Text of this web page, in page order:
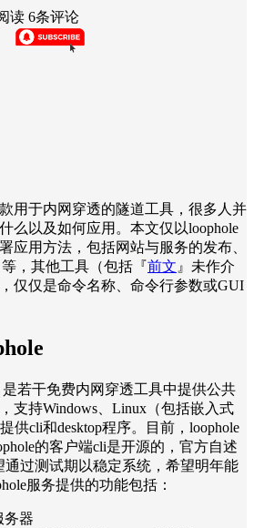
读 6条评论
用于内网穿透的隧道工具，很多人并
么以及如何应用。本文仅以loophole
应用方法，包括网站与服务的发布、
，其他工具（包括『前文 』未作介
仅仅是命令名称、命令行参数或GUI
是若干免费内网穿透工具中提供公共
支持Windows、Linux（包括嵌入式
供cli和desktop程序。目前，loophole
的客户端cli是开源的，官方自述
通过测试期以稳定系统，希望明年能
服务提供的功能包括：
务器